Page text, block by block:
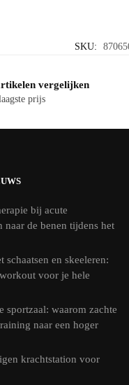
SKU:
vergelijken
prijs
bij acute
naar de benen tijdens het
schaatsen en skeeleren:
voor je hele
sportzaal: waarom zachte
naar een hoger
krachtstation voor